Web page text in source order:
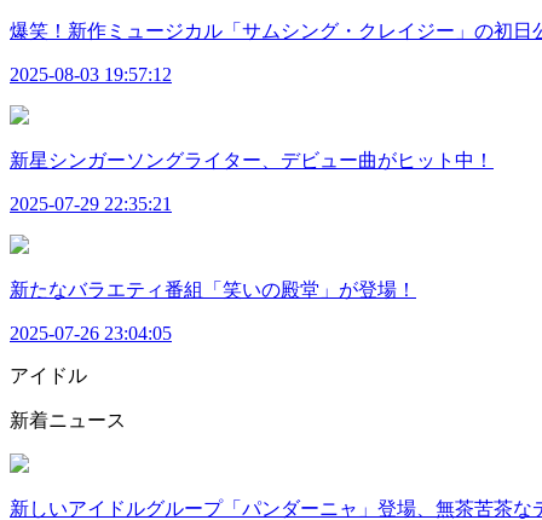
爆笑！新作ミュージカル「サムシング・クレイジー」の初日
2025-08-03 19:57:12
新星シンガーソングライター、デビュー曲がヒット中！
2025-07-29 22:35:21
新たなバラエティ番組「笑いの殿堂」が登場！
2025-07-26 23:04:05
アイドル
新着ニュース
新しいアイドルグループ「パンダーニャ」登場、無茶苦茶な